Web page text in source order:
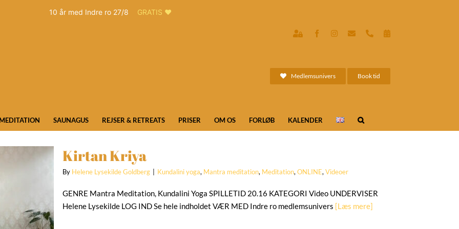
10 år med Indre ro 27/8 GRATIS ❤️
Indre
FacebookInstagram
E-
PhoneBook
Medlemsunivers Book tid
MEDITATION SAUNAGUS REJSER & RETREATS PRISER OM OS FORLØB KALENDER
Kirtan Kriya
By Helene Lysekilde Goldberg Kundalini yoga, Mantra meditation, Meditation,ONLINE,Videoer
GENRE Mantra Meditation, Kundalini Yoga SPILLETID 20.16 KATEGORI Video UNDERVISER
Helene Lysekilde LOG IND Se hele indholdet VÆR MED Indre ro medlemsunivers [Læs mere]